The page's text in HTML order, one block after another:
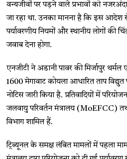
वन्यजीवों पर पड़ने वाले प्रभावों को
जा रहा था. उनका मानना है कि इस आदेश
पर्यावरणीय नियमों और स्थानीय लोगों
जवाब देना होगा.
एनजीटी ने अडानी पावर की मिर्जापुर थर्मल
1600 मेगावाट कोयला आधारित ताप
नोटिस जारी किया है. प्रतिवादियों में
जलवायु परिवर्तन मंत्रालय (MoEFCC)
विभाग शामिल हैं.
ट्रिब्यूनल के समक्ष लंबित मामलों में पहला